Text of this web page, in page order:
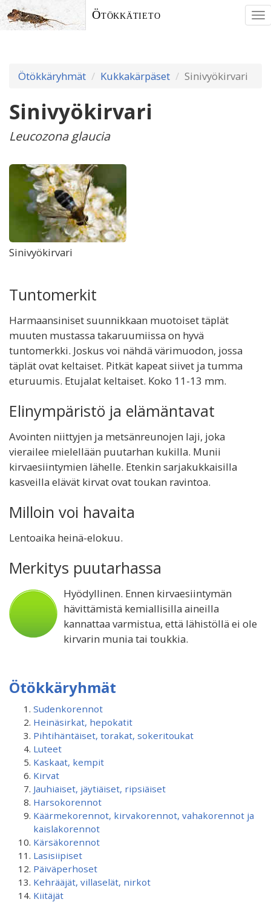
Ötökkätieto
Ötökkäryhmät Kukkakärpäset Sinivyökirvari
Sinivyökirvari
Leucozona glaucia
Sinivyökirvari
Tuntomerkit
Harmaansiniset suunnikkaan muotoiset täplät
muuten mustassa takaruumiissa on hyvä
tuntomerkki. Joskus voi nähdä värimuodon, jossa
täplät ovat keltaiset. Pitkät kapeat siivet ja tumma
eturuumis. Etujalat keltaiset. Koko 11-13 mm.
Elinympäristö ja elämäntavat
Avointen niittyjen ja metsänreunojen laji, joka
vierailee mielellään puutarhan kukilla. Munii
kirvaesiintymien lähelle. Etenkin sarjakukkaisilla
kasveilla elävät kirvat ovat toukan ravintoa.
Milloin voi havaita
Lentoaika heinä-elokuu.
Merkitys puutarhassa
Hyödyllinen. Ennen kirvaesiintymän
hävittämistä kemiallisilla aineilla
kannattaa varmistua, että lähistöllä ei ole
kirvarin munia tai toukkia.
Ötökkäryhmät
Sudenkorennot
Heinäsirkat, hepokatit
Pihtihäntäiset, torakat, sokeritoukat
Luteet
Kaskaat, kempit
Kirvat
Jauhiaiset, jäytiäiset, ripsiäiset
Harsokorennot
Käärmekorennot, kirvakorennot, vahakorennot ja
kaislakorennot
Kärsäkorennot
Lasisiipiset
Päiväperhoset
Kehrääjät, villaselät, nirkot
Kiitäjät